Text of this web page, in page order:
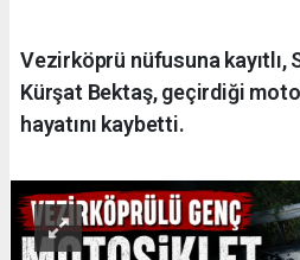
Vezirköprü nüfusuna kayıtlı,
Kürşat Bektaş, geçirdiği
hayatını kaybetti.